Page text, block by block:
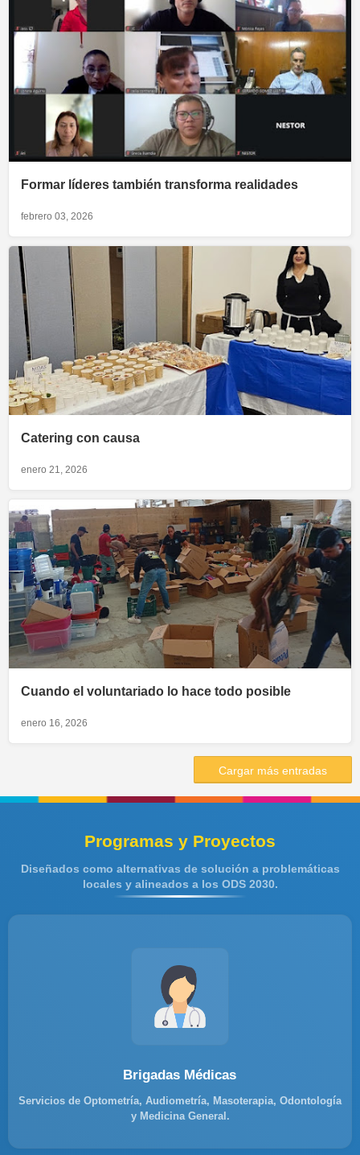
Formar líderes también transforma realidades
febrero 03, 2026
Catering con causa
enero 21, 2026
Cuando el voluntariado lo hace todo posible
enero 16, 2026
Cargar más entradas
Programas y Proyectos
Diseñados como alternativas de solución a problemáticas
locales y alineados a los ODS 2030.
Brigadas Médicas
Servicios de Optometría, Audiometría, Masoterapia, Odontología
y Medicina General.